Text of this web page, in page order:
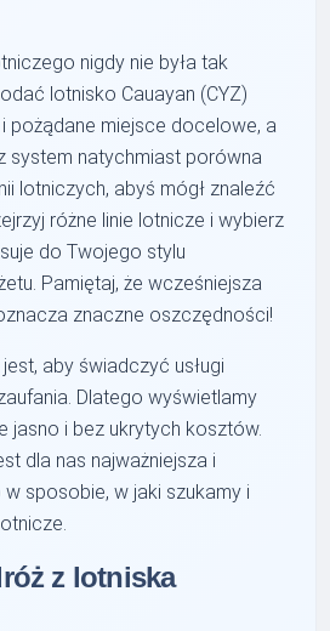
nigdy nie była tak
lotnisko Cauayan (CYZ)
pożądane miejsce docelowe, a
system natychmiast porówna
lotniczych, abyś mógł znaleźć
różne linie lotnicze i wybierz
do Twojego stylu
Pamiętaj, że wcześniejsza
znaczne oszczędności!
aby świadczyć usługi
Dlatego wyświetlamy
jasno i bez ukrytych kosztów.
dla nas najważniejsza i
sposobie, w jaki szukamy i
z lotniska